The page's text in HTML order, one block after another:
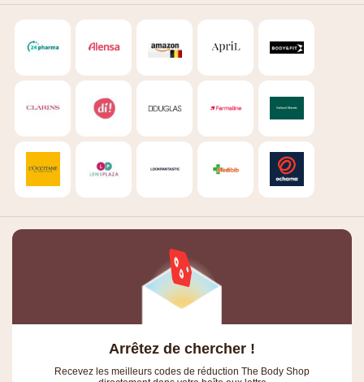
Arrêtez de chercher !
Recevez les meilleurs codes de réduction The Body Shop